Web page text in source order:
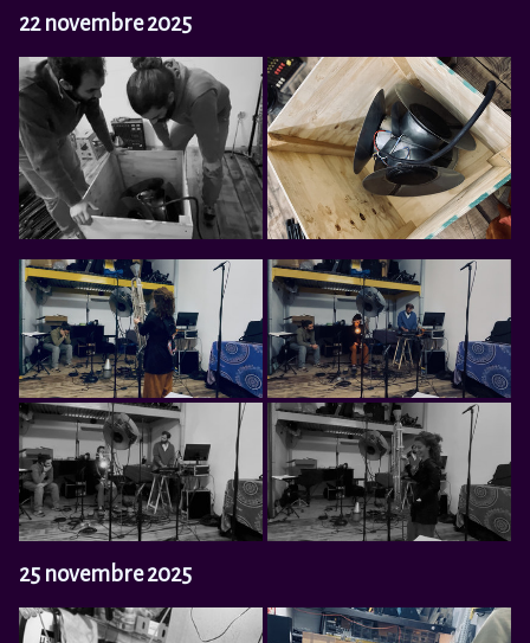
22 novembre 2025
25 novembre 2025